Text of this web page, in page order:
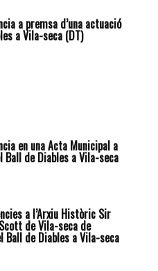
a premsa d’una actuació
a Vila-seca (DT)
en una Acta Municipal a
Ball de Diables a Vila-seca
a l’Arxiu Històric Sir
de Vila-seca de
de Diables a Vila-seca